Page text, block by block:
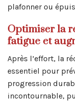
plafonner ou
Optimiser la
fatigue et
Après l’effort, la
essentiel pour
progression
incontournable,